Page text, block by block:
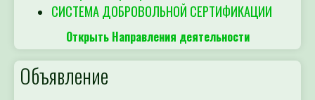
СИСТЕМА ДОБРОВОЛЬНОЙ СЕРТИФИКАЦИИ
Открыть Направления деятельности
Объявление